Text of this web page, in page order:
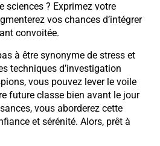
sciences ? Exprimez votre
vos chances d’intégrer
convoitée.
à être synonyme de stress et
techniques d’investigation
vous pouvez lever le voile
future classe bien avant le jour
vous aborderez cette
et sérénité. Alors, prêt à